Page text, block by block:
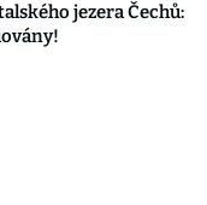
jezera Čechů: